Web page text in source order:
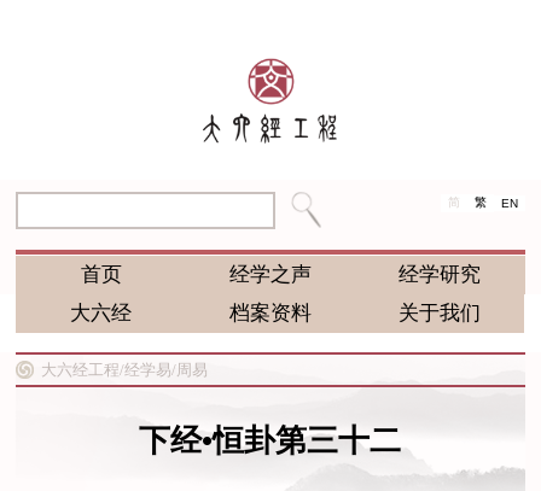
简 繁 EN
首页 经学之声
经学研究
大六经
档案资料 关于我们
大六经工程/经学易/ 周易
下经•恒卦第三十二